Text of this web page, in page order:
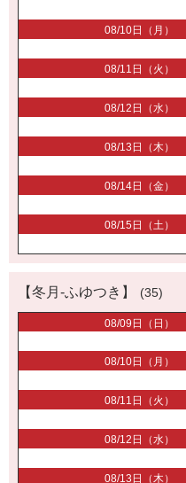
08/10日（月）
08/11日（火）
08/12日（水）
08/13日（木）
08/14日（金）
08/15日（土）
【冬月-ふゆつき】 (35)
08/09日（日）
08/10日（月）
08/11日（火）
08/12日（水）
08/13日（木）